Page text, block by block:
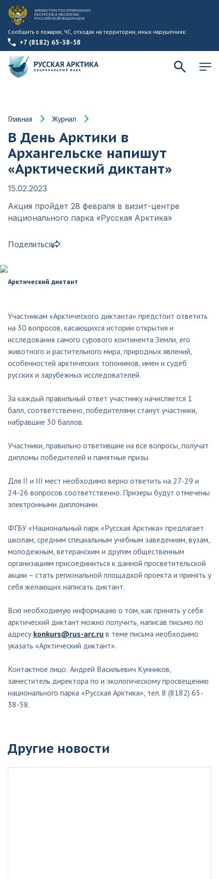
Сообщить о пожарах, ЧС, отходах на территории, иных нарушениях:
+7 (8182) 65-38-58
Главная Журнал
В День Арктики в
Архангельске напишут
«Арктический диктант»
15.02.2023
Акция пройдет 28 февраля в визит-центре
национального парка «Русская Арктика»
Поделиться
Арктический диктант
Участникам «Арктического диктанта» предстоит ответить
на 30 вопросов, касающихся истории открытия и
исследования самого сурового континента Земли, его
животного и растительного мира, природных явлений,
особенностей арктических топонимов, имен и судеб
русских и зарубежных исследователей.
За каждый правильный ответ участнику начисляется 1
балл, соответственно, победителями станут участники,
набравшие 30 баллов.
Участники, правильно ответившие на все вопросы, получат
дипломы победителей и памятные призы.
Для II и III мест необходимо верно ответить на 27-29 и
24-26 вопросов соответственно. Призеры будут отмечены
электронными дипломами.
ФГБУ «Национальный парк «Русская Арктика» предлагает
школам, средним специальным учебным заведениям, вузам,
молодежным, ветеранским и другим общественным
организациям присоединиться к данной просветительской
акции – стать региональной площадкой проекта и принять у
себя желающих написать диктант.
Всю необходимую информацию о том, как принять у себя
арктический диктант можно получить, написав письмо по
адресу konkurs@rus-arc.ru в теме письма необходимо
указать «Арктический диктант».
Контактное лицо: Андрей Васильевич Кунников,
заместитель директора по и экологическому просвещению
национального парка «Русская Арктика», тел. 8 (8182) 65-
38-58.
Другие новости